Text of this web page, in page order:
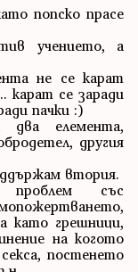
попско прасе
учението, а
не се карат
карат се заради
пачки :)
елемента,
другия
втория.
със
като грешници,
на когото
постенето